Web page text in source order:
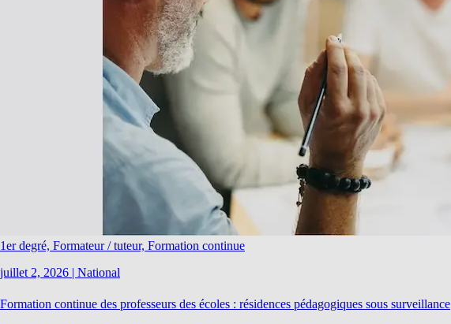
1er degré, Formateur / tuteur, Formation continue
juillet 2, 2026 | National
Formation continue des professeurs des écoles : résidences pédagogiques sous surveillance